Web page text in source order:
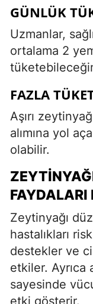
GÜNLÜK
Uzmanlar,
ortalama 2
FAZLA
Aşırı
alımına yol
olabilir.
FAYDALARI
Zeytinyağı
hastalıkları
destekler ve
etkiler.
sayesinde
etki gösterir.